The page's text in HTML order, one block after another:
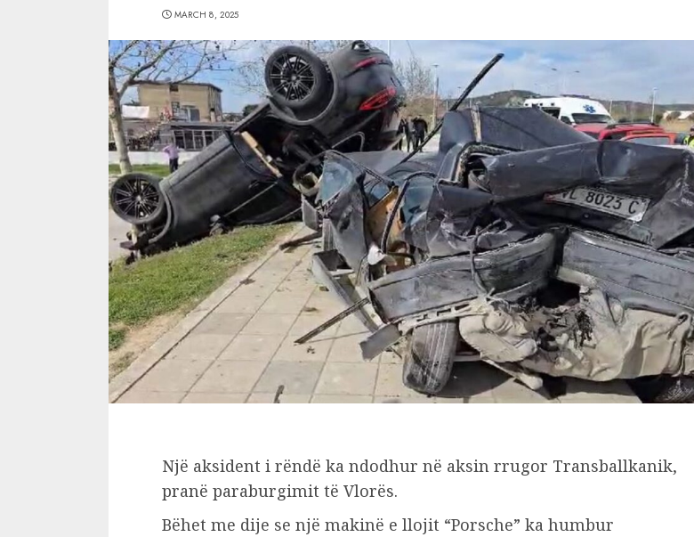
MARCH 8, 2025
Një aksident i rëndë ka ndodhur në aksin rrugor Transballkanik,
pranë paraburgimit të Vlorës.
Bëhet me dije se një makinë e llojit “Porsche” ka humbur